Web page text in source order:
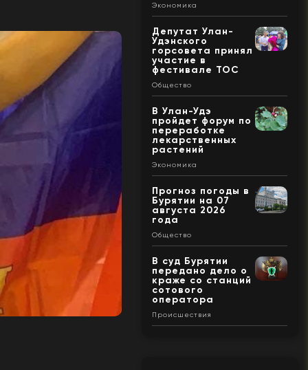
Экономика
Депутат Улан-
Удэнского
горсовета принял
участие в
фестивале ТОС
Общество
В Улан-Удэ
пройдет форум по
переработке
лекарственных
растений
Экономика
Прогноз погоды в
Бурятии на 07
августа 2026
года
Общество
В суд Бурятии
передано дело о
краже со станций
сотового
оператора
Происшествия